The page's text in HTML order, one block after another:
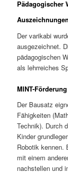
Pädagogischer
Auszeichnungen
Der varikabi
ausgezeichnet.
pädagogischen
als lehrreiches
MINT-Förderung
Der Bausatz
Fähigkeiten
Technik). Durch
Kinder
Robotik kennen.
mit einem
nachstellen und